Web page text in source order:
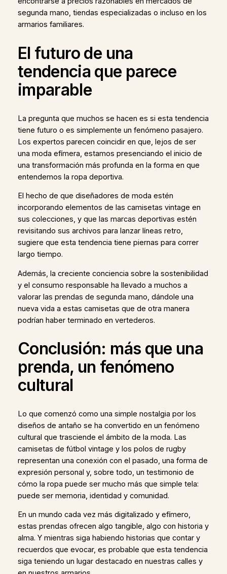
segunda mano, tiendas especializadas o incluso en los
armarios familiares.
El futuro de una
tendencia que parece
imparable
La pregunta que muchos se hacen es si esta tendencia
tiene futuro o es simplemente un fenómeno pasajero.
Los expertos parecen coincidir en que, lejos de ser
una moda efímera, estamos presenciando el inicio de
una transformación más profunda en la forma en que
entendemos la ropa deportiva.
El hecho de que diseñadores de moda estén
incorporando elementos de las camisetas vintage en
sus colecciones, y que las marcas deportivas estén
revisitando sus archivos para lanzar líneas retro,
sugiere que esta tendencia tiene piernas para correr
largo tiempo.
Además, la creciente conciencia sobre la sostenibilidad
y el consumo responsable ha llevado a muchos a
valorar las prendas de segunda mano, dándole una
nueva vida a estas camisetas que de otra manera
podrían haber terminado en vertederos.
Conclusión: más que una
prenda, un fenómeno
cultural
Lo que comenzó como una simple nostalgia por los
diseños de antaño se ha convertido en un fenómeno
cultural que trasciende el ámbito de la moda. Las
camisetas de fútbol vintage y los polos de rugby
representan una conexión con el pasado, una forma de
expresión personal y, sobre todo, un testimonio de
cómo la ropa puede ser mucho más que simple tela:
puede ser memoria, identidad y comunidad.
En un mundo cada vez más digitalizado y efímero,
estas prendas ofrecen algo tangible, algo con historia y
alma. Y mientras siga habiendo historias que contar y
recuerdos que evocar, es probable que esta tendencia
siga teniendo un lugar destacado en nuestras calles y